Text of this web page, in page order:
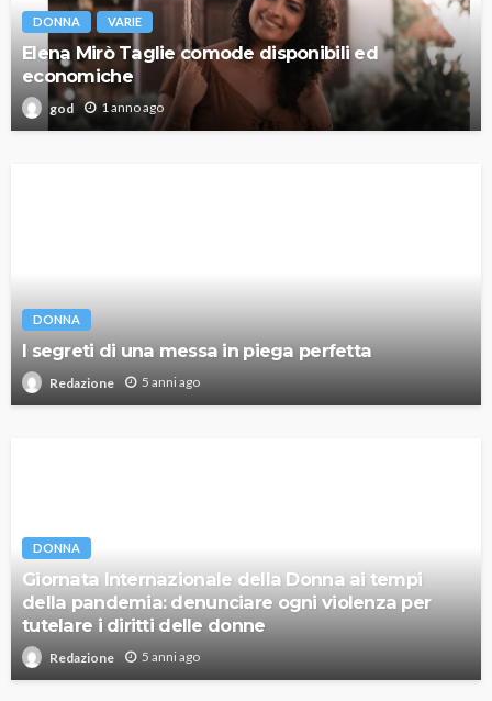
DONNA VARIE
Elena Mirò Taglie comode disponibili ed
economiche
god 1 anno ago
DONNA
I segreti di una messa in piega perfetta
Redazione 5 anni ago
DONNA
Giornata Internazionale della Donna ai tempi
della pandemia: denunciare ogni violenza per
tutelare i diritti delle donne
Redazione 5 anni ago